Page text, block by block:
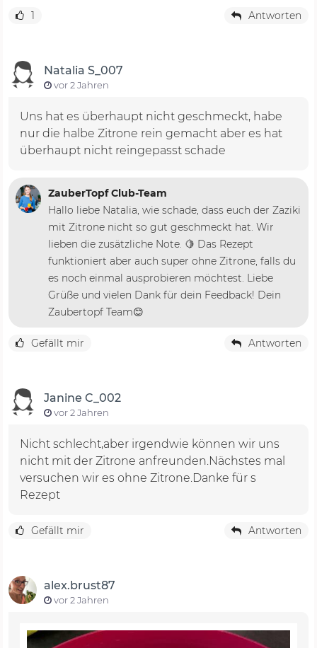
1 Antworten
Natalia S_007
vor 2 Jahren
Uns hat es überhaupt nicht geschmeckt, habe
nur die halbe Zitrone rein gemacht aber es hat
überhaupt nicht reingepasst schade
ZauberTopf Club-Team
Hallo liebe Natalia, wie schade, dass euch der Zaziki
mit Zitrone nicht so gut geschmeckt hat. Wir
lieben die zusätzliche Note. 🍋 Das Rezept
funktioniert aber auch super ohne Zitrone, falls du
es noch einmal ausprobieren möchtest. Liebe
Grüße und vielen Dank für dein Feedback! Dein
Zaubertopf Team😊
Gefällt mir Antworten
Janine C_002
vor 2 Jahren
Nicht schlecht,aber irgendwie können wir uns
nicht mit der Zitrone anfreunden.Nächstes mal
versuchen wir es ohne Zitrone.Danke für s
Rezept
Gefällt mir Antworten
alex.brust87
vor 2 Jahren